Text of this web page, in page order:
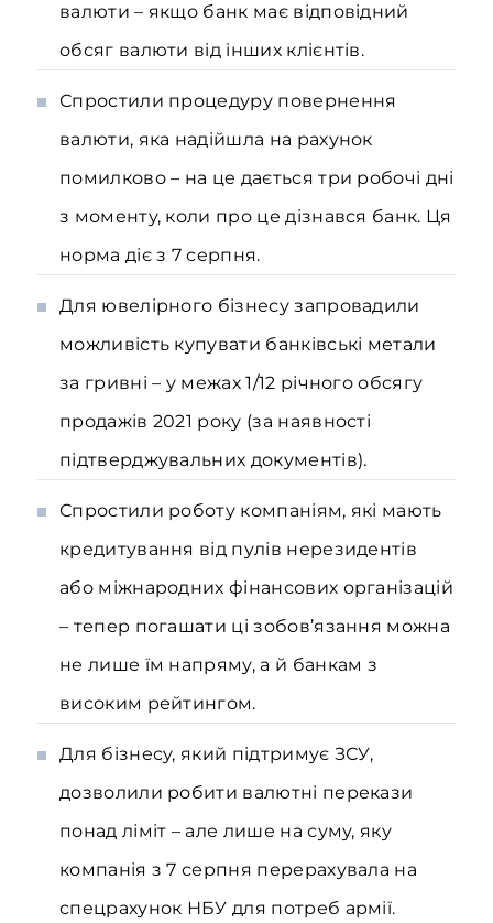
валюти – якщо банк має відповідний
обсяг валюти від інших клієнтів.
Спростили процедуру повернення
валюти, яка надійшла на рахунок
помилково – на це дається три робочі дні
з моменту, коли про це дізнався банк. Ця
норма діє з 7 серпня.
Для ювелірного бізнесу запровадили
можливість купувати банківські метали
за гривні – у межах 1/12 річного обсягу
продажів 2021 року (за наявності
підтверджувальних документів).
Спростили роботу компаніям, які мають
кредитування від пулів нерезидентів
або міжнародних фінансових організацій
– тепер погашати ці зобов’язання можна
не лише їм напряму, а й банкам з
високим рейтингом.
Для бізнесу, який підтримує ЗСУ,
дозволили робити валютні перекази
понад ліміт – але лише на суму, яку
компанія з 7 серпня перерахувала на
спецрахунок НБУ для потреб армії.